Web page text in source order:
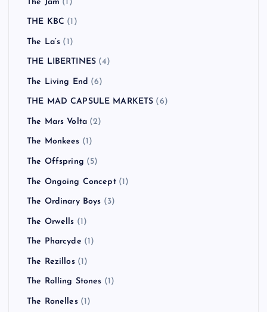
The Jam (1)
THE KBC (1)
The La’s (1)
THE LIBERTINES (4)
The Living End (6)
THE MAD CAPSULE MARKETS (6)
The Mars Volta (2)
The Monkees (1)
The Offspring (5)
The Ongoing Concept(1)
The Ordinary Boys (3)
The Orwells (1)
The Pharcyde (1)
The Rezillos(1)
The Rolling Stones (1)
The Ronelles(1)